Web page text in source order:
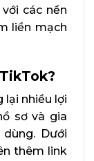
các nền
liền mạch
lại nhiều lợi
sơ và gia
Dưới
thêm link